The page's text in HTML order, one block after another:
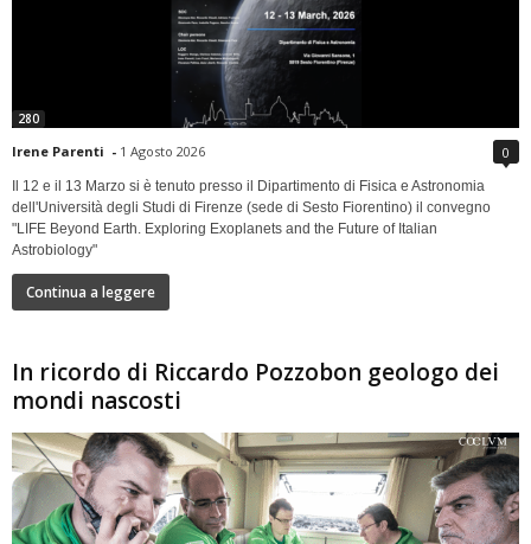
280
Irene Parenti - 1 Agosto 2026 0
Il 12 e il 13 Marzo si è tenuto presso il Dipartimento di Fisica e Astronomia
dell'Università degli Studi di Firenze (sede di Sesto Fiorentino) il convegno
"LIFE Beyond Earth. Exploring Exoplanets and the Future of Italian
Astrobiology"
Continua a leggere
In ricordo di Riccardo Pozzobon geologo dei
mondi nascosti